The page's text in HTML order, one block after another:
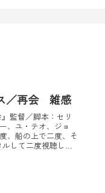
／再会 雑感
監督／脚本：セリ
、ユ・テオ、ジョ
、船の上で二度、そ
して二度視聴しま